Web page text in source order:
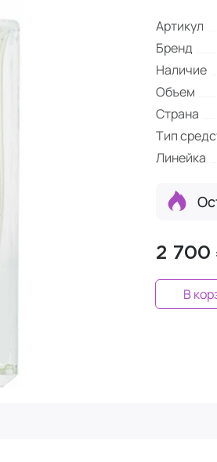
Артикул
Бренд
Наличие
Объем
Страна
Тип
Линейка
2 700
В